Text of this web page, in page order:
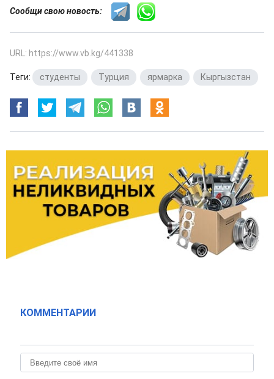
Сообщи свою новость:
URL: https://www.vb.kg/441338
Теги: студенты Турция ярмарка Кыргызстан
КОММЕНТАРИИ